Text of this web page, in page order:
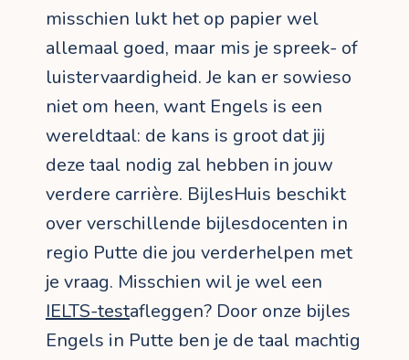
misschien lukt het op papier wel
allemaal goed, maar mis je spreek- of
luistervaardigheid. Je kan er sowieso
niet om heen, want Engels is een
wereldtaal: de kans is groot dat jij
deze taal nodig zal hebben in jouw
verdere carrière. BijlesHuis beschikt
over verschillende bijlesdocenten in
regio Putte die jou verderhelpen met
je vraag. Misschien wil je wel een
IELTS-testafleggen? Door onze bijles
Engels in Putte ben je de taal machtig